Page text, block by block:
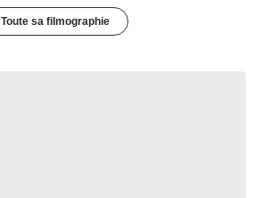
Toute sa filmographie